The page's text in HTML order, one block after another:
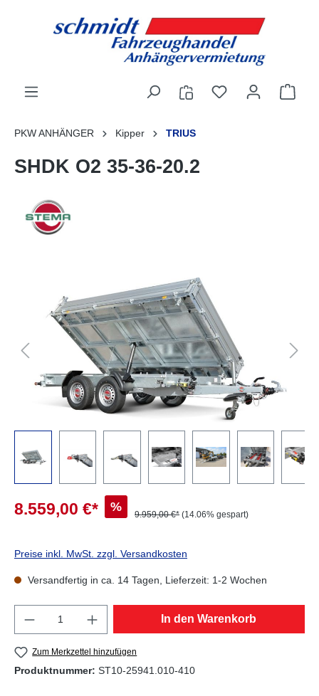
PKW ANHÄNGER Kipper TRIUS
SHDK O2 35-36-20.2
8.559,00 €* %
9.959,00 €* (14.06% gespart)
Preise inkl. MwSt. zzgl. Versandkosten
Versandfertig in ca. 14 Tagen, Lieferzeit: 1-2 Wochen
Produkt Anzahl: Gib den gewünschten
In den Warenkorb
Zum Merkzettel hinzufügen
Produktnummer: ST10-25941.010-410